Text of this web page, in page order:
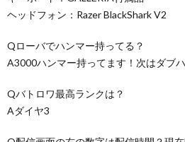
ヘッドフォン：Razer BlackShark V2
Qローバでハンマー持ってる？
A3000ハンマー持ってます！次はダブ
Qバトロワ最高ランクは？
Aダイヤ3